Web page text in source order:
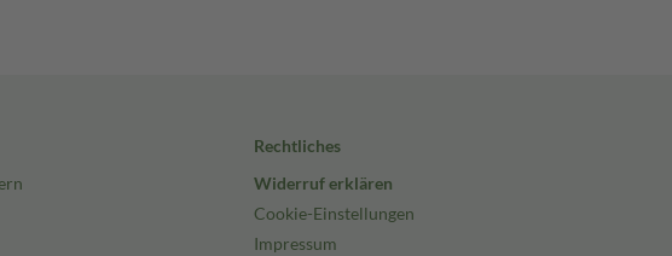
Rechtliches
Widerruf erklären
Cookie-Einstellungen
Impressum